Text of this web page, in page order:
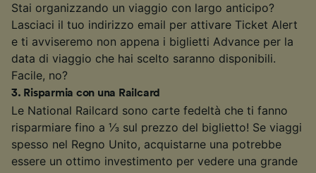
Stai organizzando un viaggio con largo anticipo?
Lasciaci il tuo indirizzo email per attivare Ticket Alert
e ti avviseremo non appena i biglietti Advance per la
data di viaggio che hai scelto saranno disponibili.
Facile, no?
3. Risparmia con una Railcard
Le National Railcard sono carte fedeltà che ti fanno
risparmiare fino a ⅓ sul prezzo del biglietto! Se viaggi
spesso nel Regno Unito, acquistarne una potrebbe
essere un ottimo investimento per vedere una grande